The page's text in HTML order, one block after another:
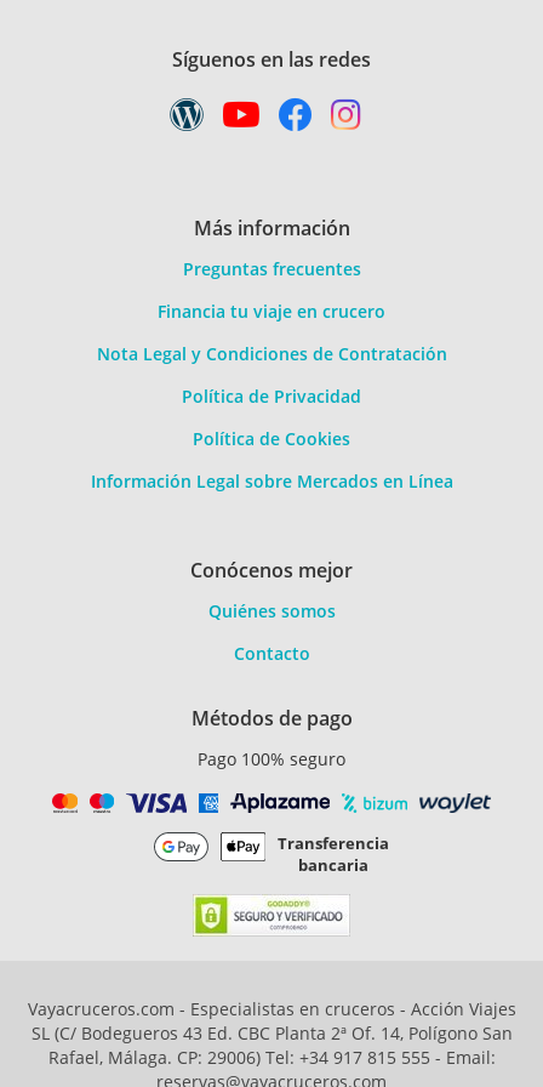
Síguenos en las redes
Más información
Preguntas frecuentes
Financia tu viaje en crucero
Nota Legal y Condiciones de Contratación
Política de Privacidad
Política de Cookies
Información Legal sobre Mercados en Línea
Conócenos mejor
Quiénes somos
Contacto
Métodos de pago
Pago 100% seguro
Transferencia
bancaria
Vayacruceros.com - Especialistas en cruceros - Acción Viajes
SL (C/ Bodegueros 43 Ed. CBC Planta 2ª Of. 14, Polígono San
Rafael, Málaga. CP: 29006) Tel: +34 917 815 555 - Email:
reservas@vayacruceros.com